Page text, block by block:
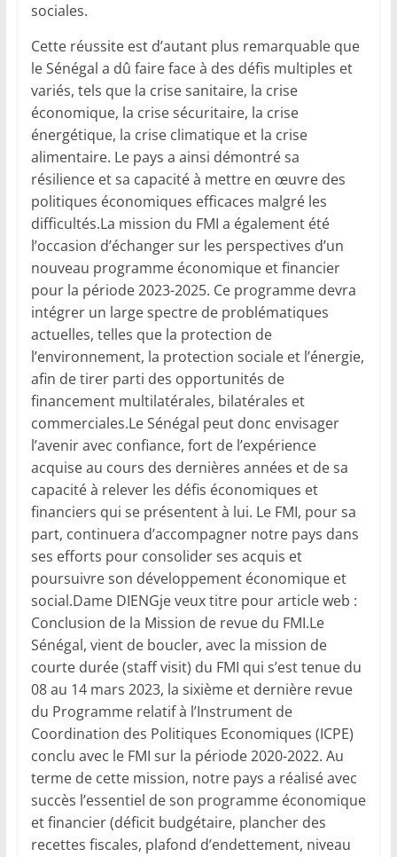
sociales.
Cette réussite est d’autant plus remarquable que
le Sénégal a dû faire face à des défis multiples et
variés, tels que la crise sanitaire, la crise
économique, la crise sécuritaire, la crise
énergétique, la crise climatique et la crise
alimentaire. Le pays a ainsi démontré sa
résilience et sa capacité à mettre en œuvre des
politiques économiques efficaces malgré les
difficultés.La mission du FMI a également été
l’occasion d’échanger sur les perspectives d’un
nouveau programme économique et financier
pour la période 2023-2025. Ce programme devra
intégrer un large spectre de problématiques
actuelles, telles que la protection de
l’environnement, la protection sociale et l’énergie,
afin de tirer parti des opportunités de
financement multilatérales, bilatérales et
commerciales.Le Sénégal peut donc envisager
l’avenir avec confiance, fort de l’expérience
acquise au cours des dernières années et de sa
capacité à relever les défis économiques et
financiers qui se présentent à lui. Le FMI, pour sa
part, continuera d’accompagner notre pays dans
ses efforts pour consolider ses acquis et
poursuivre son développement économique et
social.Dame DIENGje veux titre pour article web :
Conclusion de la Mission de revue du FMI.Le
Sénégal, vient de boucler, avec la mission de
courte durée (staff visit) du FMI qui s’est tenue du
08 au 14 mars 2023, la sixième et dernière revue
du Programme relatif à l’Instrument de
Coordination des Politiques Economiques (ICPE)
conclu avec le FMI sur la période 2020-2022. Au
terme de cette mission, notre pays a réalisé avec
succès l’essentiel de son programme économique
et financier (déficit budgétaire, plancher des
recettes fiscales, plafond d’endettement, niveau